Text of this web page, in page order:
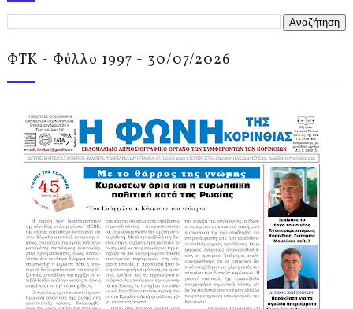
ΦΤΚ - Φύλλο 1997 - 30/07/2026